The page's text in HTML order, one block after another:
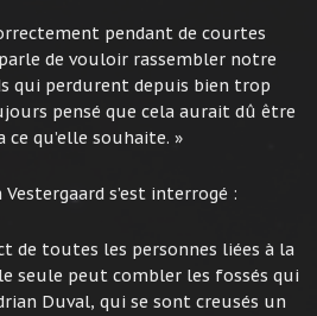
pendant de courtes
de vouloir rassembler notre
qui perdurent depuis bien trop
pensé que cela aurait dû être
qu’elle souhaite. »
s’est interrogé :
de toutes les personnes liées à la
seule peut combler les fossés qui
Duval, qui se sont creusés un